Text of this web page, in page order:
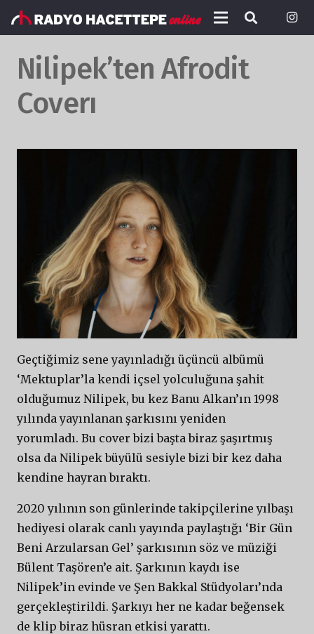
Nilipek’ten Afrodit
Coverı
Geçtiğimiz sene yayınladığı üçüncü albümü
‘Mektuplar’la kendi içsel yolculuğuna şahit
olduğumuz Nilipek, bu kez Banu Alkan’ın 1998
yılında yayınlanan şarkısını yeniden
yorumladı. Bu cover bizi başta biraz şaşırtmış
olsa da Nilipek büyülü sesiyle bizi bir kez daha
kendine hayran bıraktı.
2020 yılının son günlerinde takipçilerine yılbaşı
hediyesi olarak canlı yayında paylaştığı ‘Bir Gün
Beni Arzularsan Gel’ şarkısının söz ve müziği
Bülent Taşören’e ait. Şarkının kaydı ise
Nilipek’in evinde ve Şen Bakkal Stüdyoları’nda
gerçekleştirildi. Şarkıyı her ne kadar beğensek
de klip biraz hüsran etkisi yarattı.